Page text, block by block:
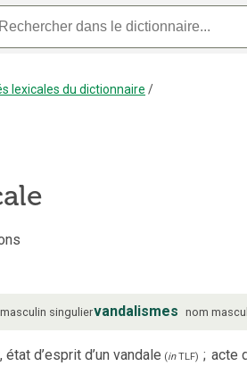
lexicales du dictionnaire /
masculin singuliervandalismes nom
d’esprit d’un vandale (inTLF) ; acte